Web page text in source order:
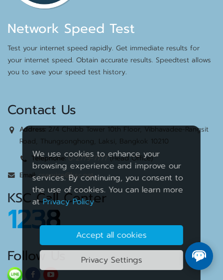
Network Speed Test
Test your internet speed rapidly. Get immediate results for
your internet speed. Obtain accurate results. Speedtest allows
you to save your speed test history.
Contact Us
Address: 2/4 Chubb Tower 10th Floor, Vibhavadee-Rangsit
Road, Thungsonghong, Laksi, Bangkok 10210
Telephone: 0-2779-7777 (Head Office)
Email: cservice@ksc.net
KSC Call Center
1238
Follow Us
We use cookies to enhance your
browsing experience and improve our
services. By continuing, you consent to
the use of cookies. You can learn more
atPrivacy Policy
Accept all cookies
Privacy Settings